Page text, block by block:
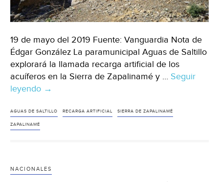
19 de mayo del 2019 Fuente: Vanguardia Nota de
Édgar González La paramunicipal Aguas de Saltillo
explorará la llamada recarga artificial de los
acuíferos en la Sierra de Zapalinamé y … Seguir
leyendo Coahuila:
Aguas
artificial
→
AGUAS DE SALTILLO RECARGA ARTIFICIAL SIERRA DE ZAPALINAMÉ
ZAPALINAMÉ
NACIONALES